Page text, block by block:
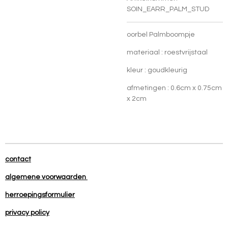
SOIN_EARR_PALM_STUD
oorbel Palmboompje
materiaal : roestvrijstaal
kleur : goudkleurig
afmetingen : 0.6cm x 0.75cm
x 2cm
contact
algemene voorwaarden
herroepingsformulier
privacy policy